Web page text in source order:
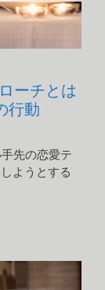
ーチとは
行動
先の恋愛テ
ようとする